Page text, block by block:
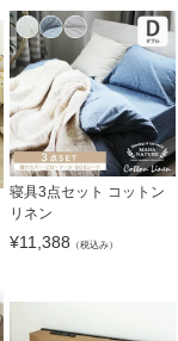
寝具3点セット コットン
リネン
¥11,388 （税込み）